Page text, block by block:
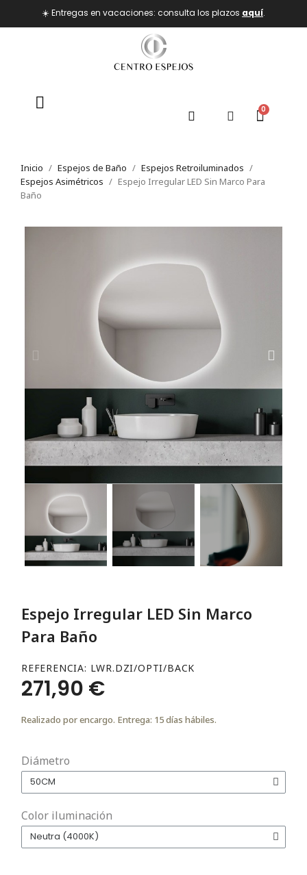
☀️ Entregas en vacaciones: consulta los plazos aquí.
Inicio Espejos de Baño
Espejos Retroiluminados
Espejos Asimétricos
Espejo Irregular LED Sin Marco Para
Baño
Espejo Irregular LED Sin Marco
Para Baño
REFERENCIA LWR.DZI/OPTI/BACK
271,90 €
Realizado por encargo. Entrega: 15 días hábiles.
Diámetro
Color iluminación